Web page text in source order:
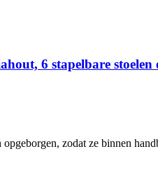
6 stapelbare stoelen
zodat ze binnen